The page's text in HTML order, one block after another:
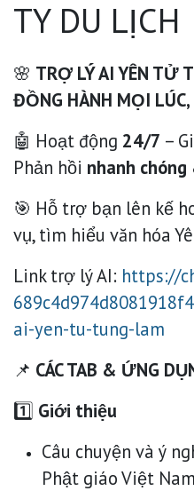
TY DU LỊCH
🌸 TRỢ LÝ AI YÊN TỬ
ĐỒNG HÀNH MỌI
🤖 Hoạt động 24/7 –
Phản hồi nhanh
🎯 Hỗ trợ bạn lên kế
vụ, tìm hiểu văn hóa
Link trợ lý AI: https://
ai-yen-tu-tung-lam
📌 CÁC TAB & ỨNG
1️⃣ Giới thiệu
Câu chuyện và ý
Phật giáo Việt